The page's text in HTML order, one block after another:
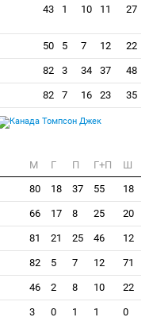
43 1 10 11 27
50 5 7 12 22
82 3 34 37 48
82 7 16 23 35
Томпсон Джек
M Г П Г+П
Ш
80 18 37 55 18
66 17 8 25 20
81 21 25 46 12
82 5 7 12 71
46 2 8 10 22
3 0 1 1 0